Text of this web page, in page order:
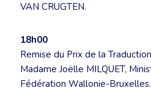
VAN CRUGTEN.
18h00
Remise du Prix de la
Madame Joëlle MILQUET,
Fédération Wallonie-Bruxelles.